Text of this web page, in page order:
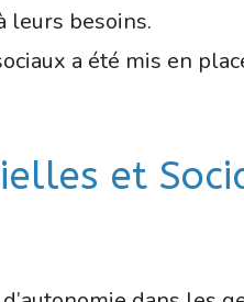
leurs besoins.
a été mis en
et